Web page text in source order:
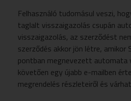
Felhasználó tudomásul veszi,
taglalt visszaigazolás csupán
visszaigazolás, az szerződést
szerződés akkor jön létre,
pontban megnevezett automata
követően egy újabb e-mailben
megrendelés részleteiről és